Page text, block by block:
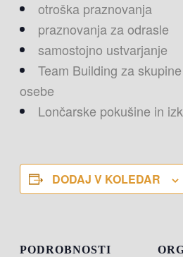
otroška praznovanja
praznovanja za odrasle
samostojno ustvarjanje
Team Building za
osebe
Lončarske pokušine in
DODAJ V KOLEDAR
PODROBNOSTI